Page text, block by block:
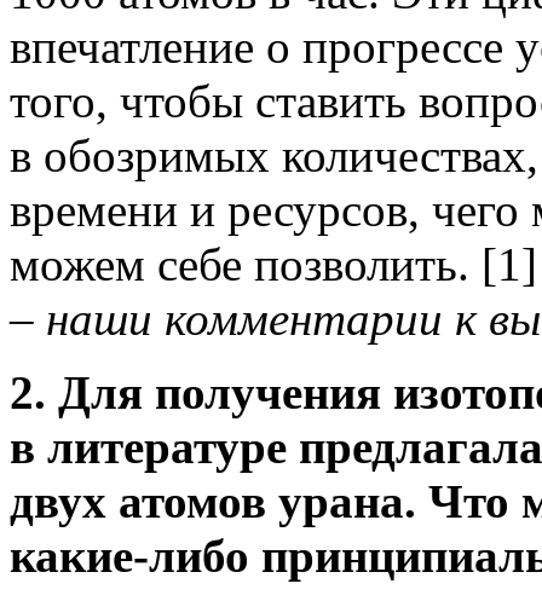
впечатление о прогрессе
того, чтобы ставить
в обозримых
времени и ресурсов,
можем себе позволить.
– наши комментарии к
2. Для получения
в литературе
двух атомов урана. Что
какие-либо